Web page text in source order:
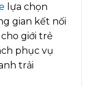
lựa chọn
gian kết nối
giới trẻ
phục vụ
trải